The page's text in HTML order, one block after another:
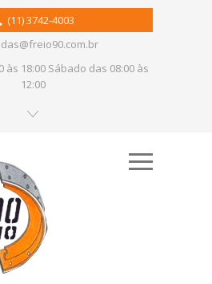
(11) 3742-4003
às 18:00 Sábado das 08:00 às
12:00